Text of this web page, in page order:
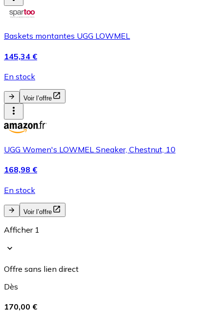
Baskets montantes UGG LOWMEL
145,34 €
En stock
Voir l’offre
UGG Women's LOWMEL Sneaker, Chestnut, 10
168,98 €
En stock
Voir l’offre
Afficher 1
Offre sans lien direct
Dès
170,00 €